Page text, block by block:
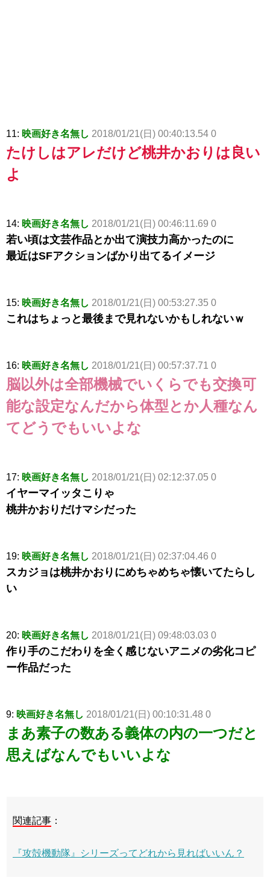
11: 映画好き名無し 2018/01/21(日) 00:40:13.54 0
たけしはアレだけど桃井かおりは良い
よ
14: 映画好き名無し 2018/01/21(日) 00:46:11.69 0
若い頃は文芸作品とか出て演技力高かったのに
最近はSFアクションばかり出てるイメージ
15: 映画好き名無し 2018/01/21(日) 00:53:27.35 0
これはちょっと最後まで見れないかもしれないｗ
16: 映画好き名無し 2018/01/21(日) 00:57:37.71 0
脳以外は全部機械でいくらでも交換可
能な設定なんだから体型とか人種なん
てどうでもいいよな
17: 映画好き名無し 2018/01/21(日) 02:12:37.05 0
イヤーマイッタこりゃ
桃井かおりだけマシだった
19: 映画好き名無し 2018/01/21(日) 02:37:04.46 0
スカジョは桃井かおりにめちゃめちゃ懐いてたらし
い
20: 映画好き名無し 2018/01/21(日) 09:48:03.03 0
作り手のこだわりを全く感じないアニメの劣化コピ
ー作品だった
9: 映画好き名無し 2018/01/21(日) 00:10:31.48 0
まあ素子の数ある義体の内の一つだと
思えばなんでもいいよな
関連記事 ：
『攻殻機動隊』シリーズってどれから見ればいいん？